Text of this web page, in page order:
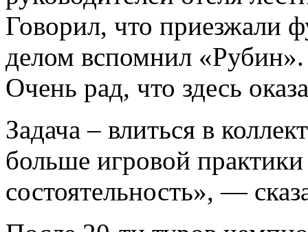
Говорил, что приезжали
делом вспомнил
Очень рад, что здесь
Задача – влиться в
больше игровой
состоятельность», —